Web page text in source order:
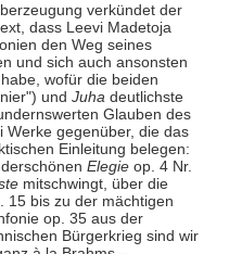
verkündet der
dass Leevi Madetoja
den Weg seines
und sich auch ansonsten
wofür die beiden
und Juhadeutlichste
Glauben des
Werke gegenüber, die das
Einleitung belegen:
Elegieop. 4 Nr.
mitschwingt, über die
15 bis zu der mächtigen
op. 35 aus der
Bürgerkrieg sind wir